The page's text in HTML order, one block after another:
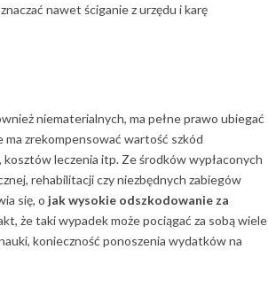
nawet ściganie z urzędu i karę
niematerialnych, ma pełne prawo ubiegać
zrekompensować wartość szkód
leczenia itp. Ze środków wypłaconych
rehabilitacji czy niezbędnych zabiegów
się, o jak wysokie odszkodowanie za
że taki wypadek może pociągać za sobą wiele
konieczność ponoszenia wydatków na